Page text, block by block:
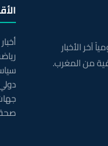
الأخبار
من المغرب.